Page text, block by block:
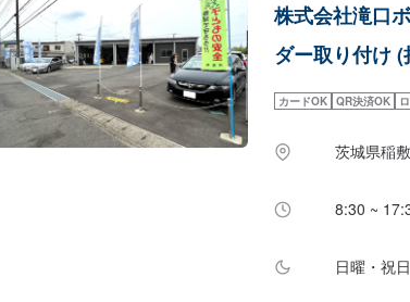
ムなどにも力を入
かしております
客様に何かあった
が可能ですので、
ァーにてお問い合
30分程度で納車と
す。予めご了承く
様にご負担いただ
株式会社滝口
ダー取り付け
カードOK QR決済OK
茨城県稲
8:30 ~
日曜・祝日